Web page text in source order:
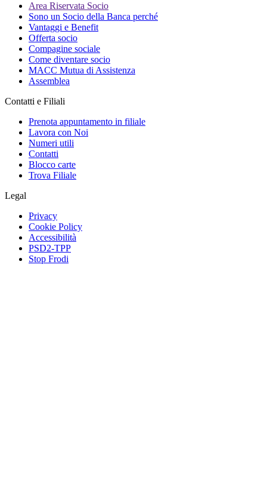
Area Riservata Socio
Sono un Socio della Banca perché
Vantaggi e Benefit
Offerta socio
Compagine sociale
Come diventare socio
MACC Mutua di Assistenza
Assemblea
Contatti e Filiali
Prenota appuntamento in filiale
Lavora con Noi
Numeri utili
Contatti
Blocco carte
Trova Filiale
Legal
Privacy
Cookie Policy
Accessibilità
PSD2-TPP
Stop Frodi